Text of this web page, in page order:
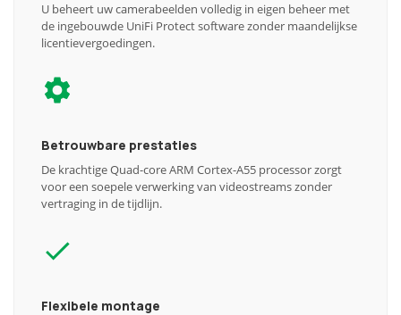
U beheert uw camerabeelden volledig in eigen beheer met
de ingebouwde UniFi Protect software zonder maandelijkse
licentievergoedingen.
Betrouwbare prestaties
De krachtige Quad-core ARM Cortex-A55 processor zorgt
voor een soepele verwerking van videostreams zonder
vertraging in de tijdlijn.
Flexibele montage